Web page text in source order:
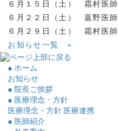
６月１５日（土） 霜村医師
６月２２日（土） 嘉野医師
６月２９日（土） 霜村医師
お知らせ一覧 »
● ホーム
お知らせ
● 院長ご挨拶
● 医療理念・方針
医療理念・方針 医療連携
● 医師紹介